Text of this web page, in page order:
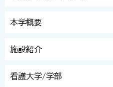
本学概要
施設紹介
看護大学/学部